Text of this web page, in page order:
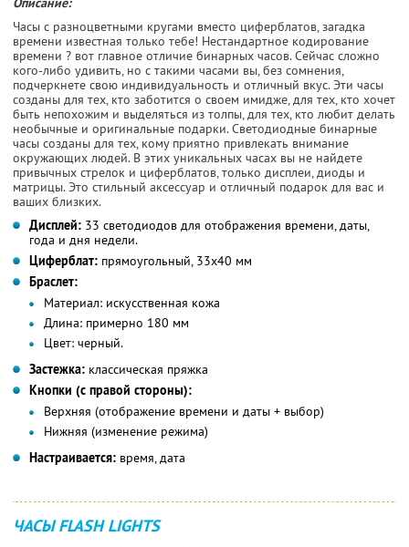
Часы с разноцветными кругами вместо циферблатов, загадка
времени известная только тебе! Нестандартное кодирование
времени ? вот главное отличие бинарных часов. Сейчас сложно
кого-либо удивить, но с такими часами вы, без сомнения,
подчеркнете свою индивидуальность и отличный вкус. Эти часы
созданы для тех, кто заботится о своем имидже, для тех, кто хочет
быть непохожим и выделяться из толпы, для тех, кто любит делать
необычные и оригинальные подарки. Светодиодные бинарные
часы созданы для тех, кому приятно привлекать внимание
окружающих людей. В этих уникальных часах вы не найдете
привычных стрелок и циферблатов, только дисплеи, диоды и
матрицы. Это стильный аксессуар и отличный подарок для вас и
ваших близких.
Дисплей: 33 светодиодов для отображения времени, даты,
года и дня недели.
Циферблат: прямоугольный, 33x40 мм
Браслет:
Материал: искусственная кожа
Длина: примерно 180 мм
Цвет: черный.
Застежка: классическая пряжка
Кнопки (с правой стороны):
Верхняя (отображение времени и даты + выбор)
Нижняя (изменение режима)
Настраивается: время, дата
ЧАСЫ FLASH LIGHTS